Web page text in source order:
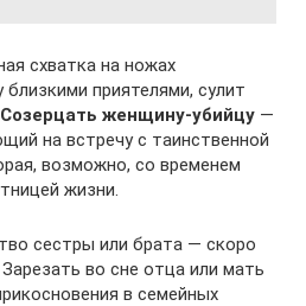
схватка на ножах
приятелями, сулит
Созерцать женщину-убийцу —
на встречу с таинственной
возможно, со временем
жизни.
сестры или брата — скоро
во сне отца или мать
в семейных